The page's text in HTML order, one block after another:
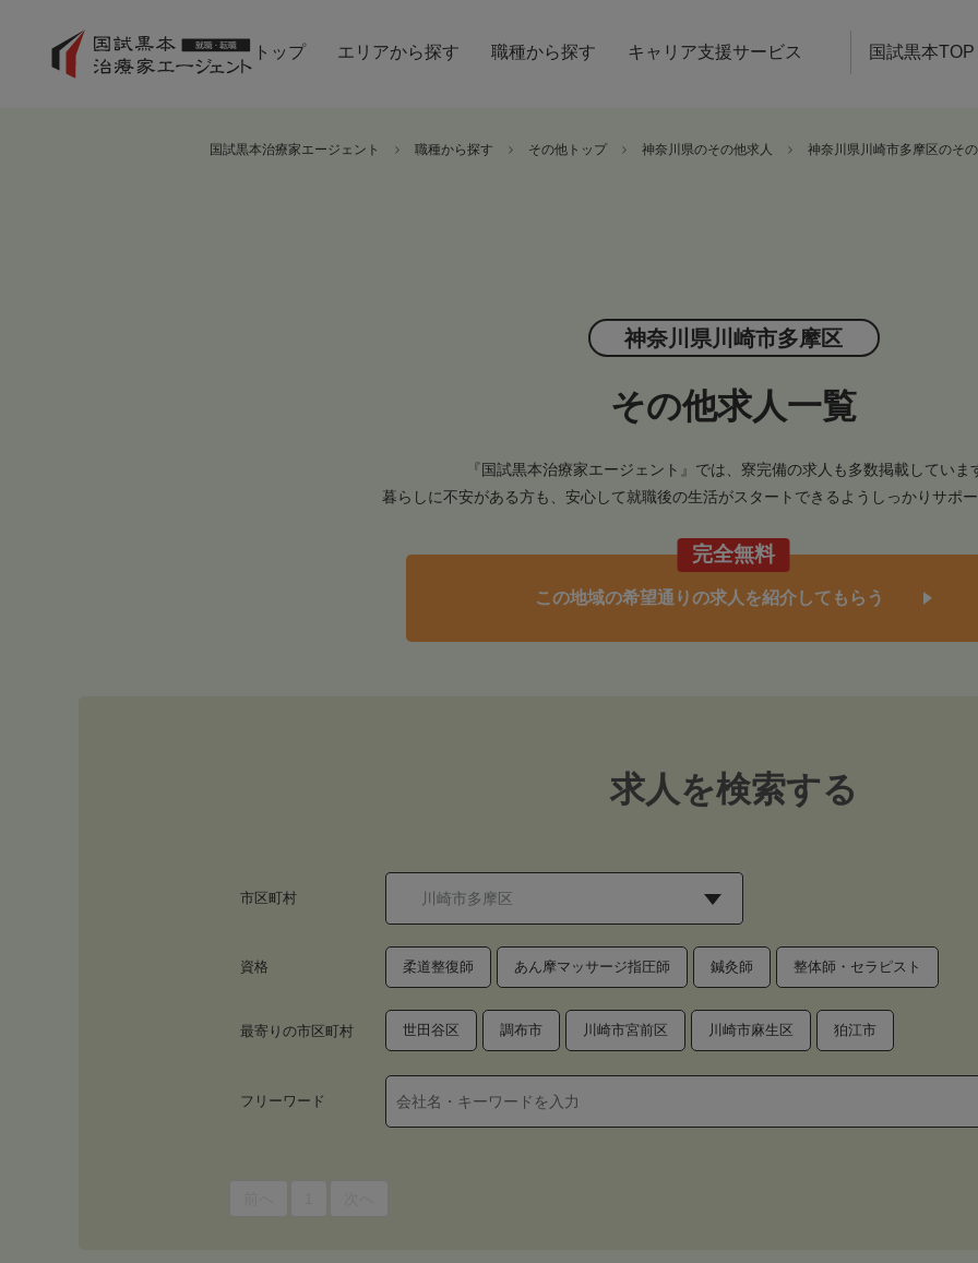
トップ エリアから探す 職種から探す キャリア支援サービス 国試黒本TOP
国試黒本治療家エージェント 職種から探す その他トップ 神奈川県のその他求人 神奈川県川崎市多摩区のそ
神奈川県川崎市多摩区
その他求人一覧
『国試黒本治療家エージェント』では、寮完備の求人も多数掲載していま
暮らしに不安がある方も、安心して就職後の生活がスタートできるようしっかりサポ
完全無料
この地域の希望通りの求人を紹介してもらう
求人を検索する
市区町村
資格 柔道整復師 あん摩マッサージ指圧師 鍼灸師 整体師・セラピスト
最寄りの市区町村 世田谷区 調布市 川崎市宮前区 川崎市麻生区 狛江市
フリーワード